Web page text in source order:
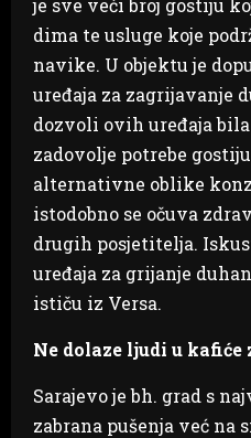
dima te usluge koje
navike. U objektu je
uređaja za zagrijavanje
dozvoli ovih uređaja
zadovolje potrebe
alternativne oblike
istodobno se očuva
drugih posjetitelja.
uređaja za grijanje
ističu iz Versa.
Ne dolaze ljudi u kafiće
Sarajevo je bh. grad s
zabrana pušenja već na